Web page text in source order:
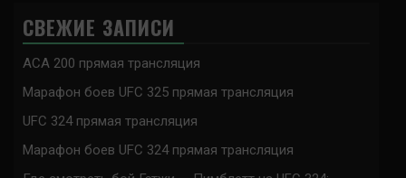
СВЕЖИЕ ЗАПИСИ
ACA 200 прямая трансляция
Марафон боев UFC 325 прямая трансляция
UFC 324 прямая трансляция
Марафон боев UFC 324 прямая трансляция